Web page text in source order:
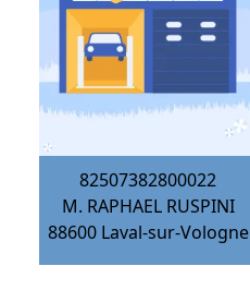
82507382800022
M. RAPHAEL RUSPINI
88600 Laval-sur-Vologne